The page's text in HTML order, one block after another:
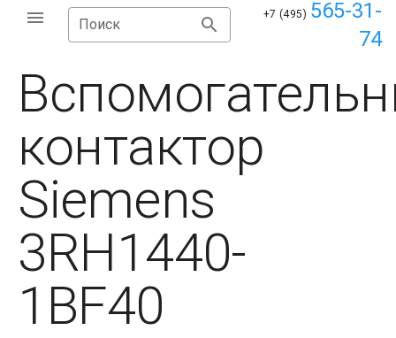
Поиск
+7 (495) 565-31-
74
контактор
Siemens
3RH1440-
1BF40